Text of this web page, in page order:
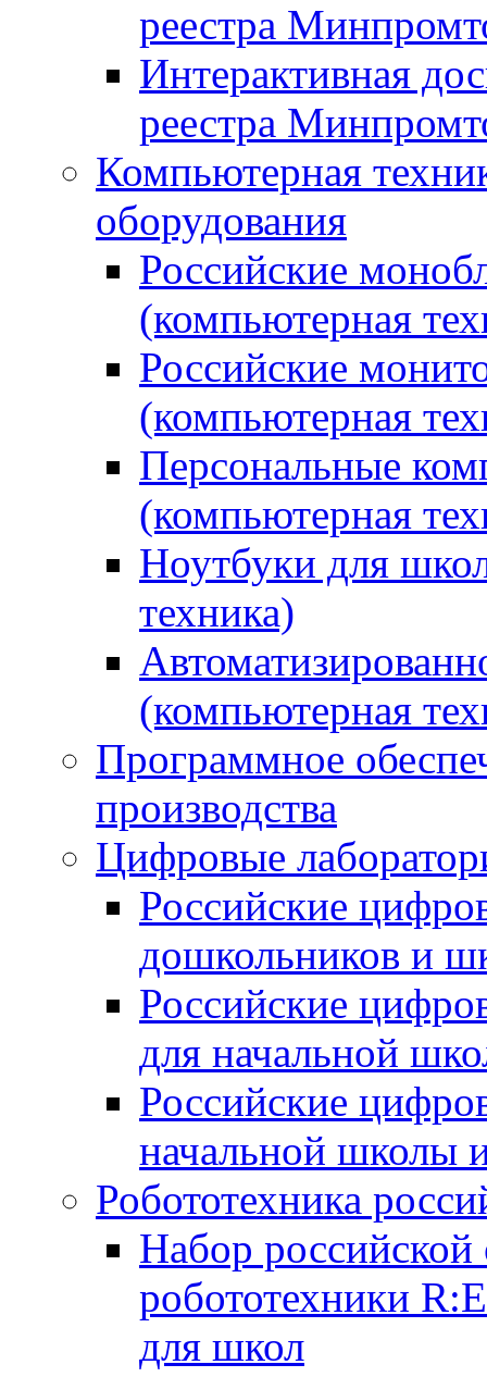
реестра
Интерактивная
реестра
Компьютерная
оборудования
Российские
(компьютерная
Российские
(компьютерная
Персональные
(компьютерная
Ноутбуки для
техника)
(компьютерная
Программное
производства
Цифровые
Российские
дошкольников и
Российские
для начальной
Российские
начальной школы
Робототехника
Набор российской
робототехники
для школ